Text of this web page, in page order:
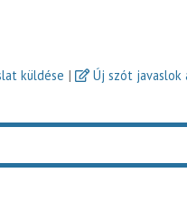
küldése | Új szót javaslok